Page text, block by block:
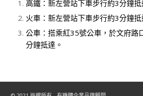
高鐵：新左營站下車步行約3分鐘抵
火車：新左營站下車步行約3分鐘抵
公車：搭乘紅35號公車，於文府路
分鐘抵達。